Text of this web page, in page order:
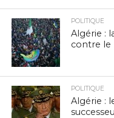
POLITIQUE
Algérie :
contre le
POLITIQUE
Algérie :